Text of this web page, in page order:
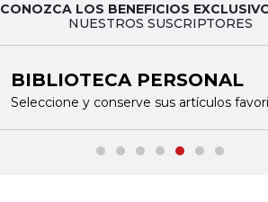
CONOZCA LOS BENEFICIOS
NUESTROS SUSCRIPTORES
BIBLIOTECA PERSONAL
Seleccione y conserve sus artículos